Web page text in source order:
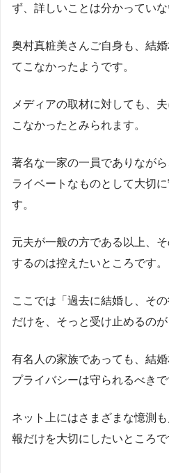
ず、詳しいことは分かっていな
奥村真粧美さんご自身も、結
てこなかったようです。
メディアの取材に対しても、
こなかったとみられます。
著名な一家の一員でありなが
ライベートなものとして大切
す。
元夫が一般の方である以上、
するのは控えたいところです。
ここでは「過去に結婚し、そ
だけを、そっと受け止めるのが
有名人の家族であっても、結
プライバシーは守られるべきで
ネット上にはさまざまな憶測
報だけを大切にしたいところで